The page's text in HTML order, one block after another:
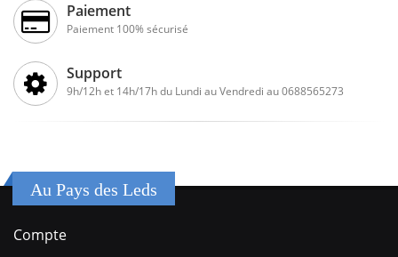
Paiement
Paiement 100% sécurisé
Support
9h/12h et 14h/17h du Lundi au Vendredi au 0688565273
Au Pays des Leds
Compte